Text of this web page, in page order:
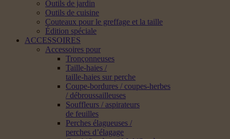
Outils de jardin
Outils de cuisine
Couteaux pour le greffage et la taille
Édition spéciale
ACCESSOIRES
Accessoires pour
Tronçonneuses
Taille-haies /
taille-haies sur perche
Coupe-bordures / coupes-herbes
/ débroussailleuses
Souffleurs / aspirateurs
de feuilles
Perches élagueuses /
perches d’élagage